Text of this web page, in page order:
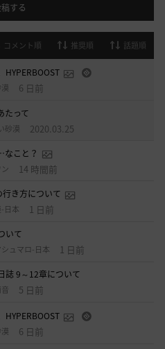
する
コメント順 推奨順 話題順
HYPERBOOST
6 日前
たって
砂漠 2020.03.25
なこと？
14 時間前
き方について
日本 1 日前
いて
ュマロ-日本 1 日前
誌 9～12章について
5 日前
HYPERBOOST
6 日前